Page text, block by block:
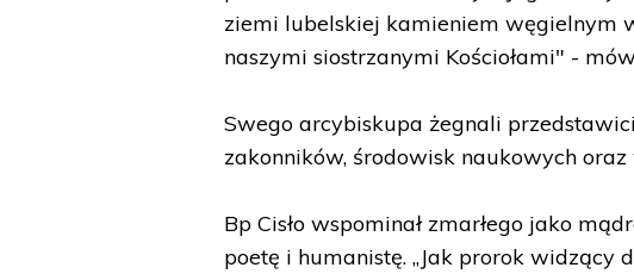
ziemi lubelskiej kamieniem węgielnym
naszymi siostrzanymi Kościołami" -
Swego arcybiskupa żegnali
zakonników, środowisk naukowych
Bp Cisło wspominał zmarłego jako
poetę i humanistę. „Jak prorok widzący